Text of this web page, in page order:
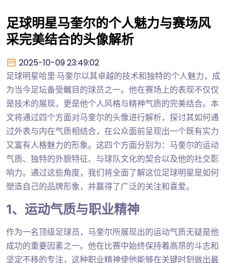
足球明星马奎尔的个人魅力与赛场风
采完美结合的头像解析
2025-10-09 23:49:02
足球明星哈里·马奎尔以其卓越的技术和独特的个人魅力，成
为当今足坛备受瞩目的球员之一。他在赛场上的表现不仅仅
是技术的展现，更是他个人风格与精神气质的完美结合。本
文将通过四个方面对马奎尔的头像进行解析，探讨其如何通
过外表与内在气质相结合，在公众面前呈现出一个既有实力
又富有人格魅力的形象。这四个方面分别为：马奎尔的运动
气质、独特的外貌特征、与球队文化的契合以及他的社交影
响力。通过这些角度，我们将全面了解这位足球明星是如何
塑造自己的品牌形象，并赢得了广泛的关注和喜爱。
1、运动气质与职业精神
作为一名顶级足球员，马奎尔所展现出的运动气质无疑是他
成功的重要因素之一。他在比赛中始终保持着高昂的斗志和
坚定不移的专注，这种职业精神使他能够在关键时刻做出最